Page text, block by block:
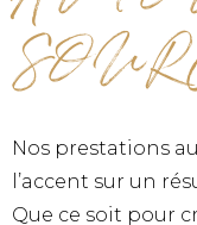
Nos prestations
l’accent sur un
Que ce soit pour